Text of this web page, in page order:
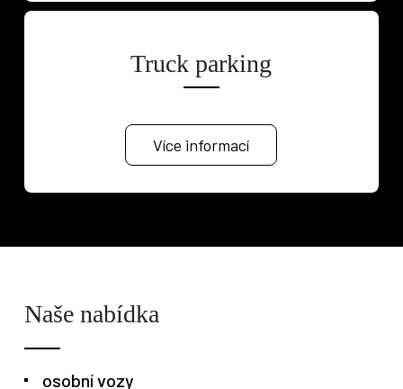
Truck parking
Více informací
Naše nabídka
osobní vozy